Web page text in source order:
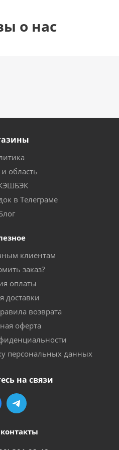
о нас
область
в Телеграме
клиентам
заказ?
оплаты
доставки
возврата
оферта
персональных данных
на связи